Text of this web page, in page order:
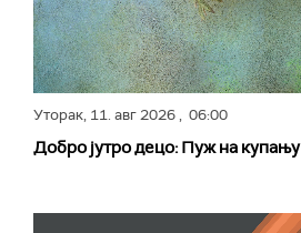
Уторак, 11. авг 2026, 06:00
Добро јутро децо: Пуж на купању